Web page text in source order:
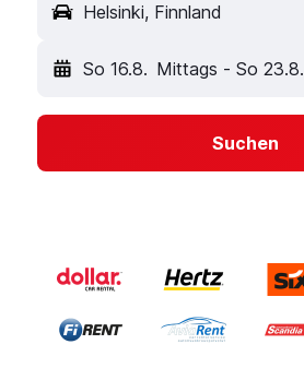
Helsinki, Finnland
So 16.8. Mittags - So 23.8.
Suchen